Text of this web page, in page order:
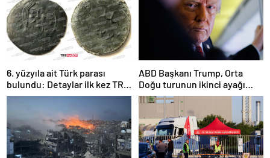
6. yüzyıla ait Türk parası
bulundu: Detaylar ilk kez TRT
Haber’de
ABD Başkanı Trump, Orta
Doğu turunun ikinci ayağı
Katar’da